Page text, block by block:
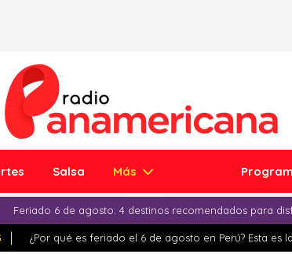
Salsa Más
Feriado 6 de agosto: 4 destinos recomendados para
¿Por qué es feriado el 6 de agosto en Perú? Esta es